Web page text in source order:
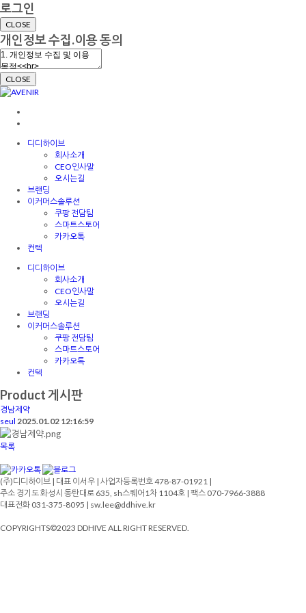
로그인
CLOSE
개인정보 수집.이용 동의
CLOSE
디디하이브
회사소개
CEO인사말
오시는길
브랜딩
이커머스솔루션
쿠팡 전담팀
스마트스토어
카카오톡
컨텍
디디하이브
회사소개
CEO인사말
오시는길
브랜딩
이커머스솔루션
쿠팡 전담팀
스마트스토어
카카오톡
컨텍
Product 게시판
경남제약
seul 2025.01.02 12:16:59
목록
(주)디디하이브 | 대표 이서우 | 사업자등록번호 478-87-01921 |
주소 경기도 화성시 동탄대로 635, sh스퀘어1차 1104호 | 팩스 070-7966-3888
대표전화 031-375-8095 | sw.lee@ddhive.kr
COPYRIGHTS©2023 DDHIVE ALL RIGHT RESERVED.